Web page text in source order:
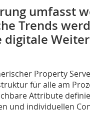
umfasst
Trends
digitale
Property
für alle am
Attribute
und individuellen